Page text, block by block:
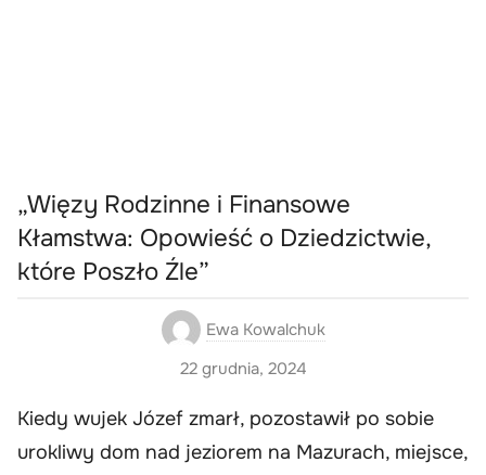
„Więzy Rodzinne i Finansowe
Kłamstwa: Opowieść o Dziedzictwie,
które Poszło Źle”
Ewa Kowalchuk
22 grudnia, 2024
Kiedy wujek Józef zmarł, pozostawił po sobie
urokliwy dom nad jeziorem na Mazurach, miejsce,